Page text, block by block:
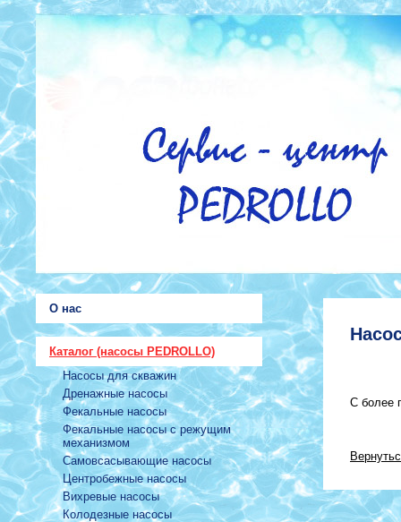
О нас
Каталог (насосы PEDROLLO)
Насосы для скважин
Дренажные насосы
Фекальные насосы
Фекальные насосы с режущим
механизмом
Самовсасывающие насосы
Центробежные насосы
Вихревые насосы
Колодезные насосы
С более